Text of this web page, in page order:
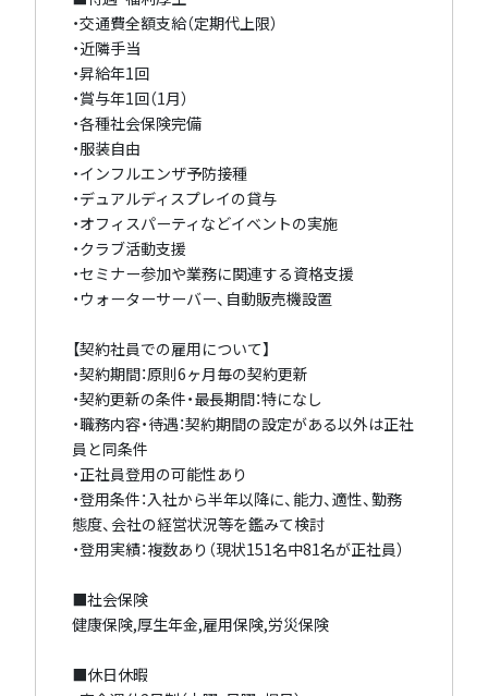
・交通費全額支給（定期代上限）
・近隣手当
・昇給年1回
・賞与年1回（1月）
・各種社会保険完備
・服装自由
・インフルエンザ予防接種
・デュアルディスプレイの貸与
・オフィスパーティなどイベントの実施
・クラブ活動支援
・セミナー参加や業務に関連する資格支援
・ウォーターサーバー、自動販売機設置
【契約社員での雇用について】
・契約期間：原則6ヶ月毎の契約更新
・契約更新の条件・最長期間：特になし
・職務内容・待遇：契約期間の設定がある以外は正社
員と同条件
・正社員登用の可能性あり
・登用条件：入社から半年以降に、能力、適性、勤務
態度、会社の経営状況等を鑑みて検討
・登用実績：複数あり（現状151名中81名が正社員）
■社会保険
健康保険,厚生年金,雇用保険,労災保険
■休日休暇